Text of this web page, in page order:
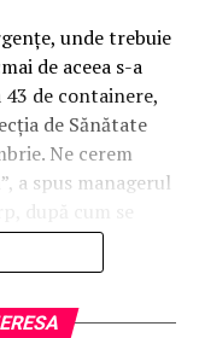
unde trebuie
de aceea s-a
de containere,
de Sănătate
Ne cerem
a spus managerul
desfășurare a